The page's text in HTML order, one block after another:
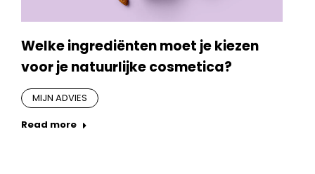
Welke ingrediënten moet je kiezen
voor je natuurlijke cosmetica?
MIJN ADVIES
Read more